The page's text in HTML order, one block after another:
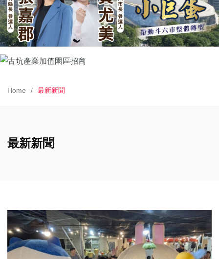
Home 最新新聞
最新新聞